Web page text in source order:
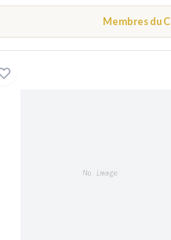
Membres du
Onyx Chevalière